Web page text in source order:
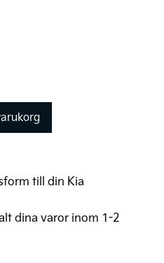
till din Kia
dina varor inom 1-2